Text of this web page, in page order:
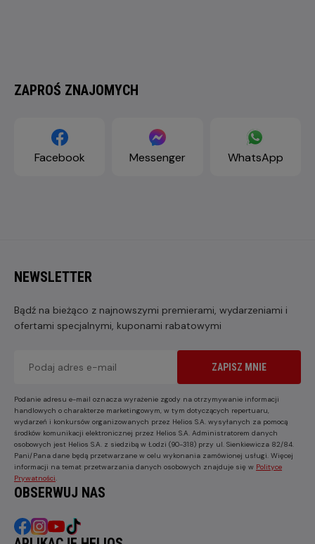
ZAPROŚ ZNAJOMYCH
Facebook Messenger WhatsApp
NEWSLETTER
Bądź na bieżąco z najnowszymi premierami, wydarzeniami i
ofertami specjalnymi, kuponami rabatowymi
ZAPISZ MNIE
Podanie adresu e-mail oznacza wyrażenie zgody na otrzymywanie informacji
handlowych o charakterze marketingowym, w tym dotyczących repertuaru,
wydarzeń i konkursów organizowanych przez Helios S.A. wysyłanych za pomocą
środków komunikacji elektronicznej przez Helios S.A. Administratorem danych
osobowych jest Helios S.A. z siedzibą w Łodzi (90-318) przy ul. Sienkiewicza 82/84.
Pani/Pana dane będą przetwarzane w celu wykonania zamówionej usługi. Więcej
informacji na temat przetwarzania danych osobowych znajduje się w Polityce
Prywatności
OBSERWUJ NAS